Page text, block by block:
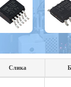
Слика